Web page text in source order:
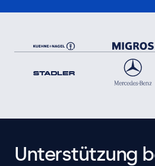
Unterstützung